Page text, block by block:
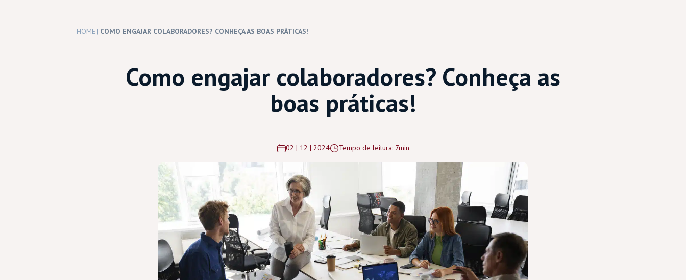
HOME | COMO ENGAJAR COLABORADORES? CONHEÇA AS BOAS PRÁTICAS!
Como engajar colaboradores? Conheça as
boas práticas!
02 | 12 | 2024 Tempo de leitura: 7min